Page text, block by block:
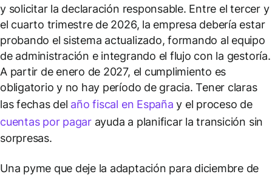
y solicitar la declaración responsable. Entre el tercer y
el cuarto trimestre de 2026, la empresa debería estar
probando el sistema actualizado, formando al equipo
de administración e integrando el flujo con la gestoría.
A partir de enero de 2027, el cumplimiento es
obligatorio y no hay período de gracia. Tener claras
las fechas del año fiscal en España y el proceso de
cuentas por pagarayuda a planificar la transición sin
sorpresas.
Una pyme que deje la adaptación para diciembre de